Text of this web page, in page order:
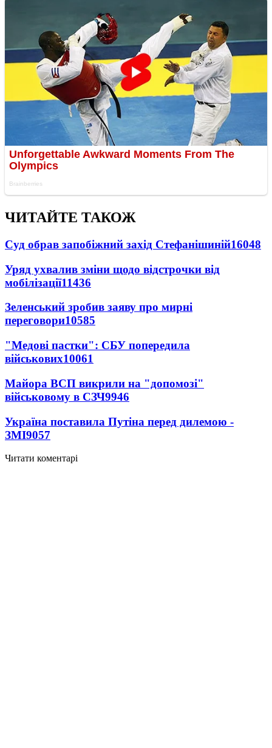
ЧИТАЙТЕ ТАКОЖ
Суд обрав запобіжний захід Стефанішиній16048
Уряд ухвалив зміни щодо відстрочки від
мобілізації11436
Зеленський зробив заяву про мирні
переговори10585
"Медові пастки": СБУ попередила
військових10061
Майора ВСП викрили на "допомозі"
військовому в СЗЧ9946
Україна поставила Путіна перед дилемою -
ЗМІ9057
Читати коментарі